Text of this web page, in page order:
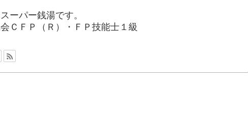
ーパー銭湯です。
ＣＦＰ（Ｒ）・ＦＰ技能士１級